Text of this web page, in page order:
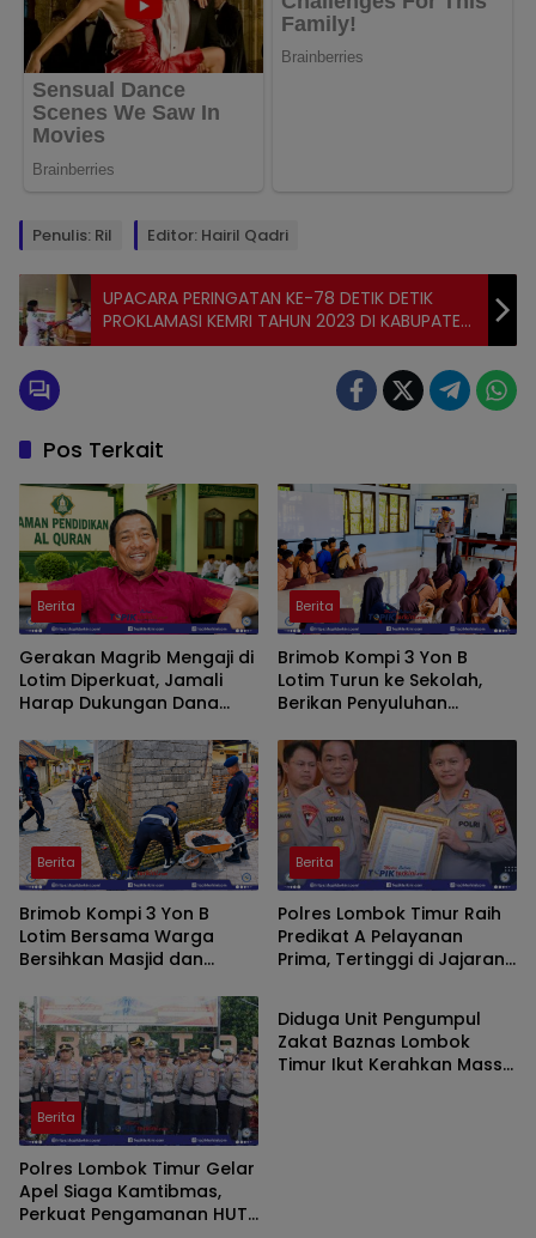
Penulis: Ril Editor: Hairil Qadri
UPACARA PERINGATAN KE-78 DETIK DETIK
PROKLAMASI KEMRI TAHUN 2023 DI KABUPATEN
NIAS UTARA
Pos Terkait
Berita
Gerakan Magrib Mengaji di
Lotim Diperkuat, Jamali
Harap Dukungan Dana
Berita
Brimob Kompi 3 Yon B
Lotim Turun ke Sekolah,
Berikan Penyuluhan
SAR Siswa SMK NW Benteng
Berita
Brimob Kompi 3 Yon B
Lotim Bersama Warga
Bersihkan Masjid dan
Berita
Polres Lombok Timur Raih
Predikat A Pelayanan
Prima, Tertinggi di Jajaran
Berita
Polres Lombok Timur Gelar
Apel Siaga Kamtibmas,
Perkuat Pengamanan HUT
Berita
Diduga Unit Pengumpul
Zakat Baznas Lombok
Timur Ikut Kerahkan Massa